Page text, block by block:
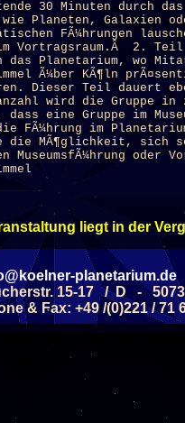
30 Minuten durch das
wie Planeten, Galaxien
FÃ¼hrungen
Vortragsraum.Â 2. Teil
das Planetarium, wo
Ã¼ber KÃ¶ln
Dieser Teil dauert
wird die Gruppe
dass eine Gruppe im
FÃ¼hrung im
die MÃ¶glichkeit, sich
MuseumsfÃ¼hrung oder
liegt in der
könnten Sie
SAMSTAG
planetarium.de
15-17 / D -
& Fax: +49 /(0)221 / 71